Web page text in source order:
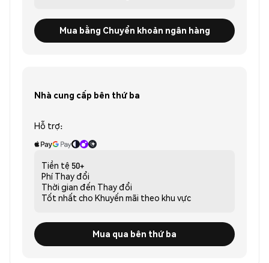
Mua bằng Chuyển khoản ngân hàng
Nhà cung cấp bên thứ ba
Hỗ trợ:
Tiền tệ 50+
Phí Thay đổi
Thời gian đến Thay đổi
Tốt nhất cho Khuyến mãi theo khu vực
Mua qua bên thứ ba